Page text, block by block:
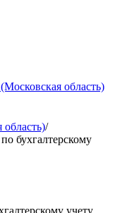
область)
/
бухгалтерскому
учету